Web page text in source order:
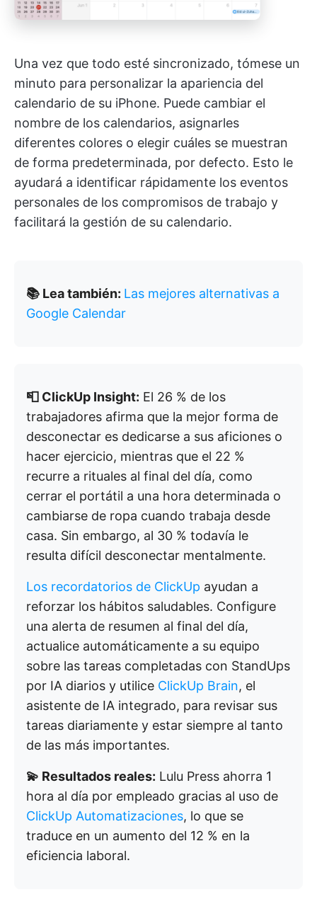
Una vez que todo esté sincronizado, tómese un
minuto para personalizar la apariencia del
calendario de su iPhone. Puede cambiar el
nombre de los calendarios, asignarles
diferentes colores o elegir cuáles se muestran
de forma predeterminada, por defecto. Esto le
ayudará a identificar rápidamente los eventos
personales de los compromisos de trabajo y
facilitará la gestión de su calendario.
📚 Lea también: Las mejores alternativas a
Google Calendar
📮 ClickUp Insight: El 26 % de los
trabajadores afirma que la mejor forma de
desconectar es dedicarse a sus aficiones o
hacer ejercicio, mientras que el 22 %
recurre a rituales al final del día, como
cerrar el portátil a una hora determinada o
cambiarse de ropa cuando trabaja desde
casa. Sin embargo, al 30 % todavía le
resulta difícil desconectar mentalmente.
Los recordatorios de ClickUp ayudan a
reforzar los hábitos saludables. Configure
una alerta de resumen al final del día,
actualice automáticamente a su equipo
sobre las tareas completadas con StandUps
por IA diarios y utilice ClickUp Brain, el
asistente de IA integrado, para revisar sus
tareas diariamente y estar siempre al tanto
de las más importantes.
💫 Resultados reales: Lulu Press ahorra 1
hora al día por empleado gracias al uso de
ClickUp Automatizaciones, lo que se
traduce en un aumento del 12 % en la
eficiencia laboral.